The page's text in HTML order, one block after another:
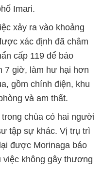
Imari.
xảy ra vào khoảng
xác định đã châm
cấp 119 để báo
7 giờ, làm hư hại hơn
gồm chính điện, khu
và am thất.
chùa có hai người
tập sự khác. Vị trụ trì
được Morinaga báo
việc không gây thương